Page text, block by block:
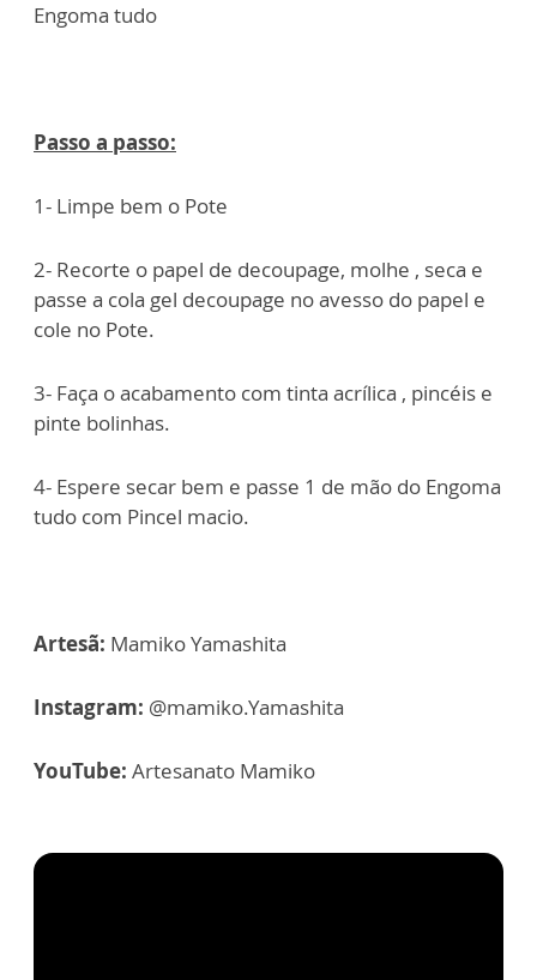
Engoma tudo
Passo a passo:
1- Limpe bem o Pote
2- Recorte o papel de decoupage, molhe , seca e
passe a cola gel decoupage no avesso do papel e
cole no Pote.
3- Faça o acabamento com tinta acrílica , pincéis e
pinte bolinhas.
4- Espere secar bem e passe 1 de mão do Engoma
tudo com Pincel macio.
Artesã: Mamiko Yamashita
Instagram: @mamiko.Yamashita
YouTube: Artesanato Mamiko